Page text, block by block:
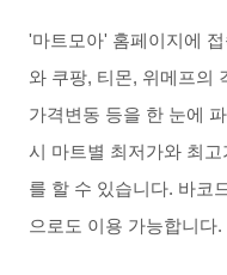
'마트모아' 홈페이지에
와 쿠팡, 티몬, 위메프의
가격변동 등을 한 눈에
시
마트별 최저가와 최고
를 할 수 있습니다. 바코
으로도 이용 가능합니다.